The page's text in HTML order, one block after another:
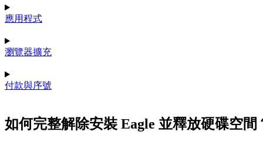
應用程式
瀏覽器擴充
付款與序號
如何完整解除安裝 Eagle 並釋放硬碟空間